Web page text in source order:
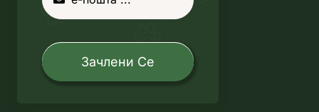
Зачлени Се